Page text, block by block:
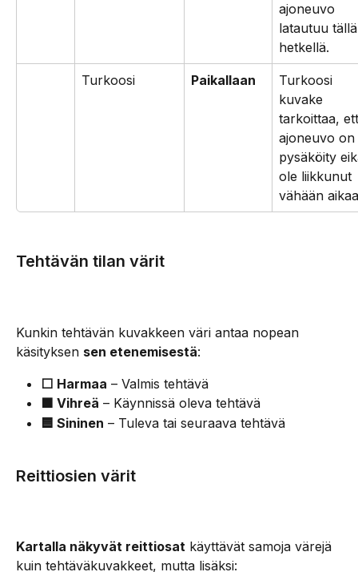
ajoneuvo
latautuu
hetkellä.
Turkoosi Paikallaan
Turkoosi
kuvake
tarkoittaa,
ajoneuvo on
pysäköity
ole liikkunut
vähään
Tehtävän tilan värit
Kunkin tehtävän kuvakkeen väri antaa nopean
käsityksen sen etenemisestä:
⬜ Harmaa – Valmis tehtävä
🟩 Vihreä – Käynnissä oleva tehtävä
🟦 Sininen – Tuleva tai seuraava tehtävä
Reittiosien värit
Kartalla näkyvät reittiosat käyttävät samoja värejä
kuin tehtäväkuvakkeet, mutta lisäksi: